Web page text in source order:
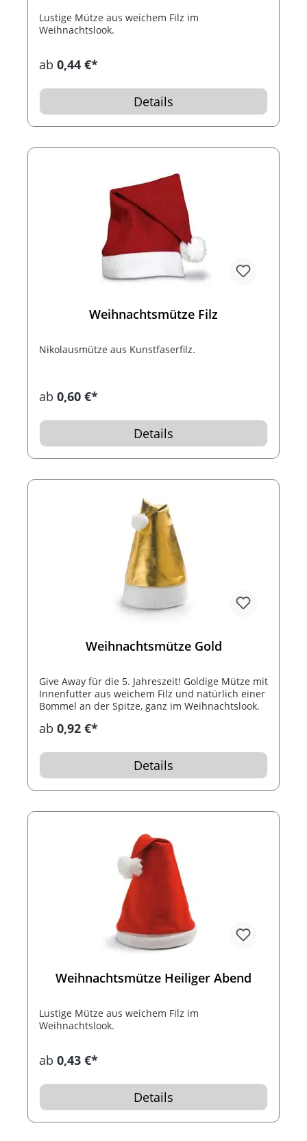
Lustige Mütze aus weichem Filz im
Weihnachtslook.
ab 0,44 €*
Details
Weihnachtsmütze Filz
Nikolausmütze aus Kunstfaserfilz.
ab 0,60 €*
Details
Weihnachtsmütze Gold
Give Away für die 5. Jahreszeit! Goldige Mütze mit
Innenfutter aus weichem Filz und natürlich einer
Bommel an der Spitze, ganz im Weihnachtslook.
ab 0,92 €*
Details
Weihnachtsmütze Heiliger Abend
Lustige Mütze aus weichem Filz im
Weihnachtslook.
ab 0,43 €*
Details